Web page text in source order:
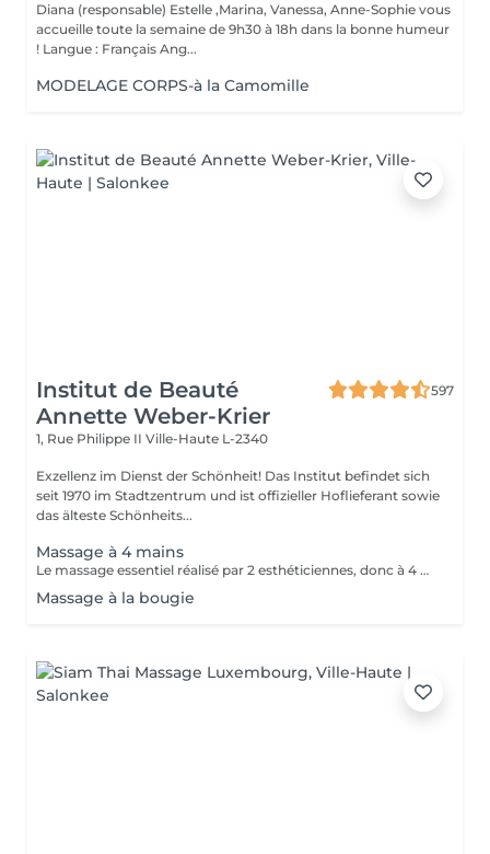
Diana (responsable) Estelle ,Marina, Vanessa, Anne-Sophie vous
accueille toute la semaine de 9h30 à 18h dans la bonne humeur
! Langue : Français Ang...
MODELAGE CORPS-à la Camomille
Institut de Beauté
Annette Weber-Krier
597
1, Rue Philippe II Ville-Haute L-2340
Exzellenz im Dienst der Schönheit! Das Institut befindet sich
seit 1970 im Stadtzentrum und ist offizieller Hoflieferant sowie
das älteste Schönheits...
Massage à 4 mains
Le massage essentiel réalisé par 2 esthéticiennes, donc à 4 mains est un massage du corps complet aux huiles essentielles, qui apporte une profonde relaxation. C'est une technique favorisant la circulation énergétique et qui réactive le métabolisme. C'est un massage où on retrouve le plaisir de donner et de recevoir. En fait c'est un mélange de différentes techniques : californienne, quant au rythme, la fluidité, manoeuvres enveloppantes, et suédoise, travail précis sur les différentes parties du corps.
Massage à la bougie